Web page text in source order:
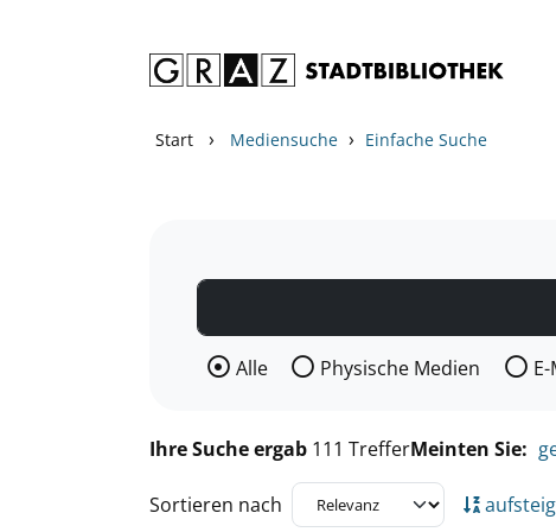
Start › Mediensuche › Einfache Suche
Wählen Sie die Medienart nach der Sie
Alle Physische Medien
Ihre Suche ergab 111 TrefferMeinten Sie:
Sortieren nach